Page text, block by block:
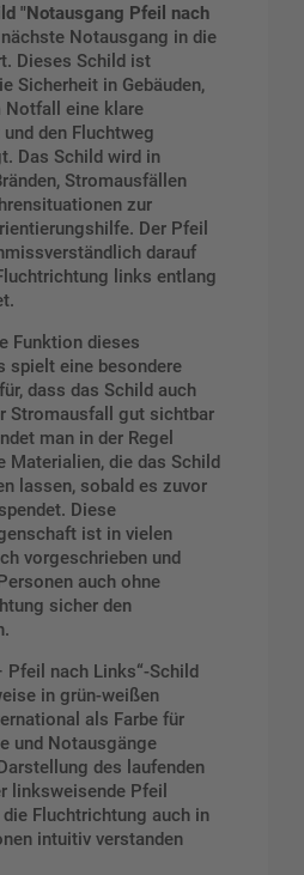
"Notausgang Pfeil nach
Notausgang in die
Dieses Schild ist
Sicherheit in Gebäuden,
Notfall eine klare
den Fluchtweg
Das Schild wird in
Stromausfällen
zur
Der Pfeil
darauf
links entlang
Funktion dieses
spielt eine besondere
dass das Schild auch
Stromausfall gut sichtbar
man in der Regel
Materialien, die das Schild
lassen, sobald es zuvor
Diese
ist in vielen
vorgeschrieben und
auch ohne
sicher den
Pfeil nach Links“-Schild
in grün-weißen
als Farbe für
und Notausgänge
des laufenden
linksweisende Pfeil
Fluchtrichtung auch in
intuitiv verstanden